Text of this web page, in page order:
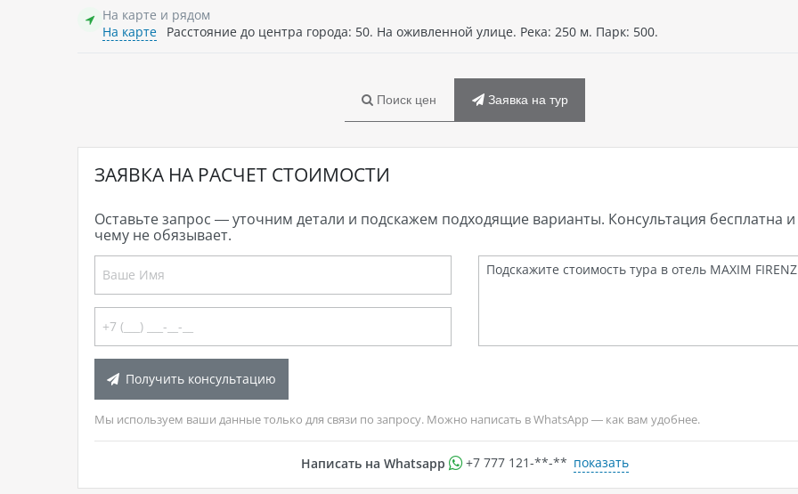
На карте и рядом
На карте
Расстояние до центра города: 50. На оживленной улице. Река: 250 м. Парк: 500.
Поиск цен Заявка на тур
ЗАЯВКА НА РАСЧЕТ СТОИМОСТИ
Оставьте запрос — уточним детали и подскажем подходящие варианты. Консультация бесплатна и
чему не обязывает.
Получить консультацию
Мы используем ваши данные только для связи по запросу. Можно написать в WhatsApp — как вам удобнее.
Написать на Whatsapp +7 777 121-**-** показать